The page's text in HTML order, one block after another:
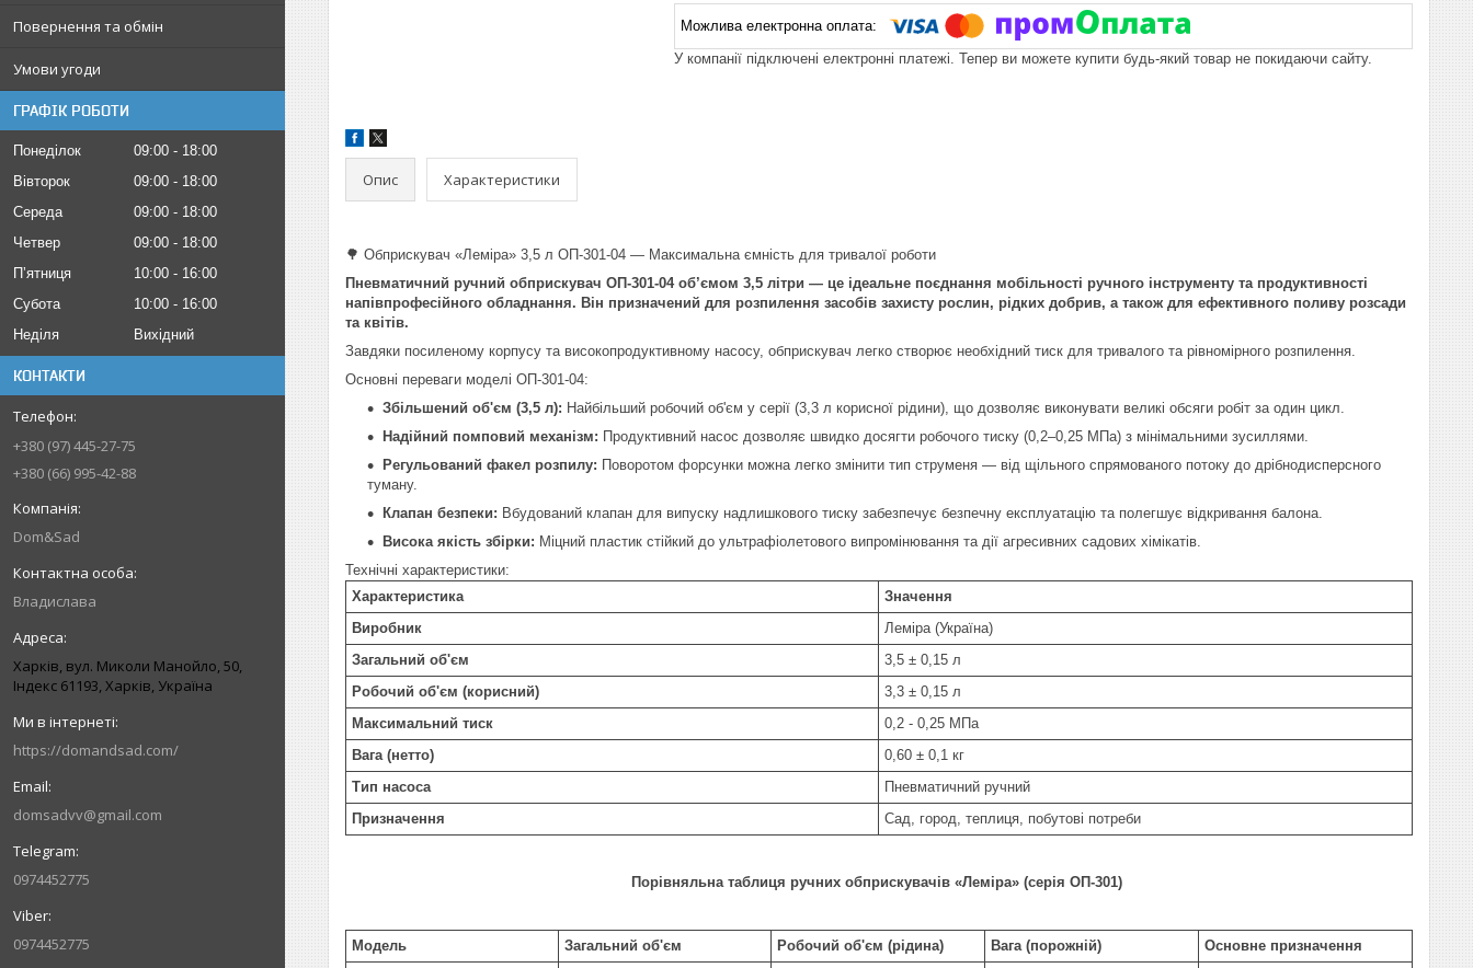
Повернення та обмін
Умови угоди
ГРАФІК РОБОТИ
Понеділок 09:00
18:00
Вівторок
09:00
18:00
Середа
09:00
18:00
Четвер
09:00
18:00
Пʼятниця
10:00
16:00
Субота
10:00
16:00
Неділя
Вихідний
КОНТАКТИ
+380 (97) 445-27-75
+380 (66) 995-42-88
Dom&Sad
Владислава
Харків, вул. Миколи Манойло, 50,
Індекс 61193, Харків, Україна
https://domandsad.com/
domsadvv@gmail.com
0974452775
0974452775
У компанії підключені електронні платежі. Тепер ви можете купити будь-який товар не покидаючи сайту.
Опис Характеристики
🌳 Обприскувач «Леміра» 3,5 л ОП-301-04 — Максимальна ємність для тривалої роботи
Пневматичний ручний обприскувач ОП-301-04 об’ємом 3,5 літри — це ідеальне поєднання мобільності ручного інструменту та продуктивності
напівпрофесійного обладнання. Він призначений для розпилення засобів захисту рослин, рідких добрив, а також для ефективного поливу розсади
та квітів.
Завдяки посиленому корпусу та високопродуктивному насосу, обприскувач легко створює необхідний тиск для тривалого та рівномірного розпилення.
Основні переваги моделі ОП-301-04:
Збільшений об'єм (3,5 л): Найбільший робочий об'єм у серії (3,3 л корисної рідини), що дозволяє виконувати великі обсяги робіт за один цикл.
Надійний помповий механізм: Продуктивний насос дозволяє швидко досягти робочого тиску (0,2–0,25 МПа) з мінімальними зусиллями.
Регульований факел розпилу: Поворотом форсунки можна легко змінити тип струменя — від щільного спрямованого потоку до дрібнодисперсного
туману.
Клапан безпеки: Вбудований клапан для випуску надлишкового тиску забезпечує безпечну експлуатацію та полегшує відкривання балона.
Висока якість збірки: Міцний пластик стійкий до ультрафіолетового випромінювання та дії агресивних садових хімікатів.
Технічні характеристики:
Характеристика
Значення
Виробник
Леміра (Україна)
Загальний об'єм
3,5 ± 0,15 л
Робочий об'єм (корисний)
3,3 ± 0,15 л
Максимальний тиск
0,2 - 0,25 МПа
Вага (нетто)
0,60 ± 0,1 кг
Тип насоса
Пневматичний ручний
Призначення
Сад, город, теплиця, побутові потреби
Порівняльна таблиця ручних обприскувачів «Леміра» (серія ОП-301)
Модель Загальний об'єм Робочий об'єм (рідина) Вага (порожній) Основне призначення